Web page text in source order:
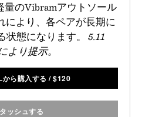
量のVibramアウトソール
により、各ペアが長期に
状態になります。 5.11
より提示。
ら購入する /$120
ッシュする